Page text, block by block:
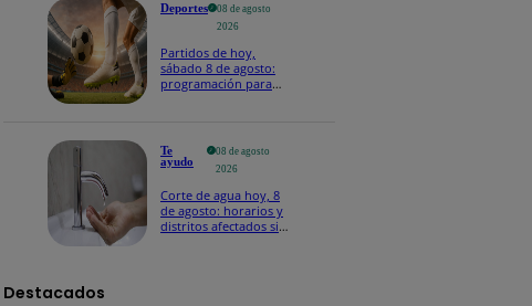
Deportes
08 de agosto
2026
Partidos de hoy,
sábado 8 de agosto:
programación para
Te
ayudo
08 de agosto
2026
Corte de agua hoy, 8
de agosto: horarios y
distritos afectados sin
Destacados